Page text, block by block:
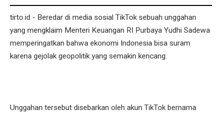
tirto.id - Beredar di media sosial TikTok sebuah unggahan
yang mengklaim Menteri Keuangan RI Purbaya Yudhi Sadewa
memperingatkan bahwa ekonomi Indonesia bisa suram
karena gejolak geopolitik yang semakin kencang.
Unggahan tersebut disebarkan oleh akun TikTok bernama